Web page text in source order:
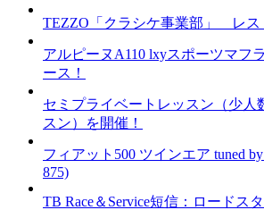
TEZZO「クラシケ事業部」 レス
アルピーヌA110 lxyスポーツマフ
ース！
セミプライベートレッスン（少人
スン）を開催！
フィアット500 ツインエア tuned
875)
TB Race＆Service短信：ロードス